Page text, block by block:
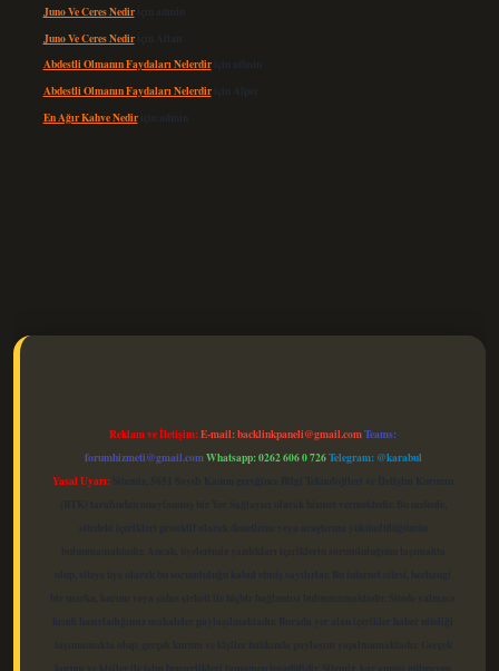
Juno Ve Ceres Nediriçin admin
Juno Ve Ceres Nediriçin Altan
Abdestli Olmanın Faydaları Nelerdiriçin admin
Abdestli Olmanın Faydaları Nelerdiriçin Alper
En Ağır Kahve Nediriçin admin
Reklam ve İletişim:E-mail:backlinkpaneli@gmail.comTeams:
forumhizmeti@gmail.comWhatsapp: 0262 606 0 726Telegram: @karabul
Yasal Uyarı: